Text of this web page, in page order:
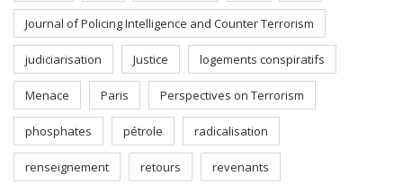
Journal of Policing Intelligence and Counter Terrorism
judiciarisation Justice logements conspiratifs
Menace Paris Perspectives on Terrorism
phosphates pétrole radicalisation
renseignement retours revenants